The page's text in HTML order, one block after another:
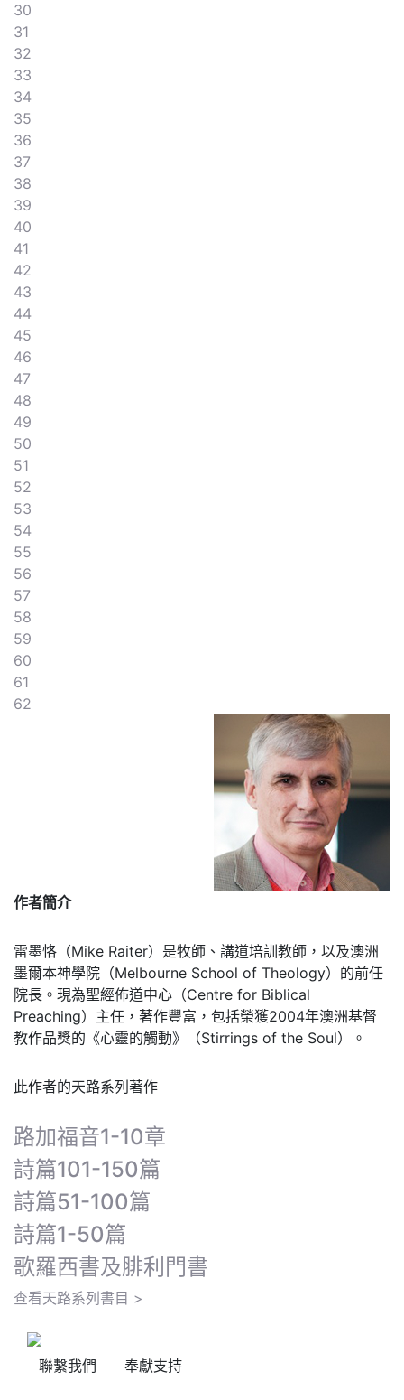
30
31
32
33
34
35
36
37
38
39
40
41
42
43
44
45
46
47
48
49
50
51
52
53
54
55
56
57
58
59
60
61
62
作者簡介
雷墨恪（Mike Raiter）是牧師、講道培訓教師，以及澳洲
墨爾本神學院（Melbourne School of Theology）的前任
院長。現為聖經佈道中心（Centre for Biblical
Preaching）主任，著作豐富，包括榮獲2004年澳洲基督
教作品獎的《心靈的觸動》（Stirrings of the Soul）。
此作者的天路系列著作
路加福音1-10章
詩篇101-150篇
詩篇51-100篇
詩篇1-50篇
歌羅西書及腓利門書
查看天路系列書目 >
聯繫我們 奉獻支持